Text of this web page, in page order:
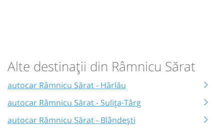
Alte destinații din Râmnicu Sărat
autocar Râmnicu Sărat - Hârlău
autocar Râmnicu Sărat - Sulița-Târg
autocar Râmnicu Sărat - Blândești